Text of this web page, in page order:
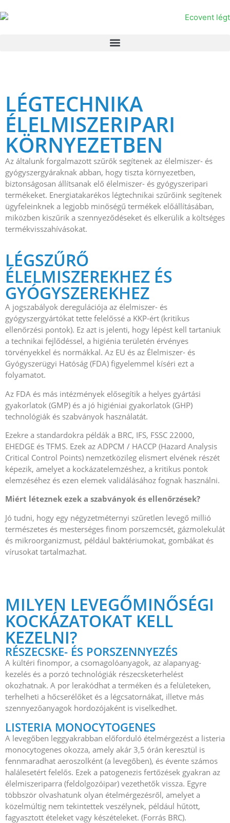
LÉGTECHNIKA
ÉLELMISZERIPARI
KÖRNYEZETBEN
Az általunk forgalmazott szűrők segítenek az élelmiszer- és
gyógyszergyáraknak abban, hogy tiszta környezetben,
biztonságosan állítsanak elő élelmiszer- és gyógyszeripari
termékeket. Energiatakarékos légtechnikai szűrőink segítenek
ügyfeleinknek a legjobb minőségű termékek előállításában,
miközben kiszűrik a szennyeződéseket és elkerülik a költséges
termékvisszahívásokat.
LÉGSZŰRŐ
ÉLELMISZEREKHEZ ÉS
GYÓGYSZEREKHEZ
A jogszabályok deregulációja az élelmiszer- és
gyógyszergyártókat tette felelőssé a KKP-ért (kritikus
ellenőrzési pontok). Ez azt is jelenti, hogy lépést kell tartaniuk
a technikai fejlődéssel, a higiénia területén érvényes
törvényekkel és normákkal. Az EU és az Élelmiszer- és
Gyógyszerügyi Hatóság (FDA) figyelemmel kíséri ezt a
folyamatot.
Az FDA és más intézmények elősegítik a helyes gyártási
gyakorlatok (GMP) és a jó higiéniai gyakorlatok (GHP)
technológiák és szabványok használatát.
Ezekre a standardokra példák a BRC, IFS, FSSC 22000,
EHEDGE és TFMS. Ezek az ADPCM / HACCP (Hazard Analysis
Critical Control Points) nemzetközileg elismert elvének részét
képezik, amelyet a kockázatelemzéshez, a kritikus pontok
elemzéséhez és ezen elemek validálásához fognak használni.
Miért léteznek ezek a szabványok és ellenőrzések?
Jó tudni, hogy egy négyzetméternyi szűretlen levegő millió
természetes és mesterséges finom porszemcsét, gázmolekulát
és mikroorganizmust, például baktériumokat, gombákat és
vírusokat tartalmazhat.
MILYEN LEVEGŐMINŐSÉGI
KOCKÁZATOKAT KELL
KEZELNI?
RÉSZECSKE- ÉS PORSZENNYEZÉS
A kültéri finompor, a csomagolóanyagok, az alapanyag-
kezelés és a porzó technológiák részecsketerhelést
okozhatnak. A por lerakódhat a terméken és a felületeken,
terhelheti a hőcserélőket és a légcsatornákat, illetve más
szennyezőanyagok hordozójaként is viselkedhet.
LISTERIA MONOCYTOGENES
A levegőben leggyakrabban előforduló ételmérgezést a listeria
monocytogenes okozza, amely akár 3,5 órán keresztül is
fennmaradhat aeroszolként (a levegőben), és évente számos
halálesetért felelős. Ezek a patogenezis fertőzések gyakran az
élelmiszeriparra (feldolgozóipar) vezethetők vissza. Egyre
többször olvashatunk olyan ételmérgezésről, amelyet a
közelmúltig nem tekintettek veszélynek, például hűtött,
fagyasztott ételeket vagy készételeket. (Forrás BRC).